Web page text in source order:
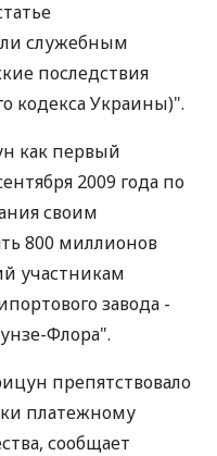
служебным
последствия
кодекса Украины)".
как первый
2009 года по
своим
800 миллионов
участникам
завода -
Флора".
препятствовало
платежному
сообщает